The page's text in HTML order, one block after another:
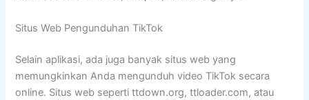
Situs Web Pengunduhan TikTok
Selain aplikasi, ada juga banyak situs web yang
memungkinkan Anda mengunduh video TikTok secara
online. Situs web seperti ttdown.org, ttloader.com, atau